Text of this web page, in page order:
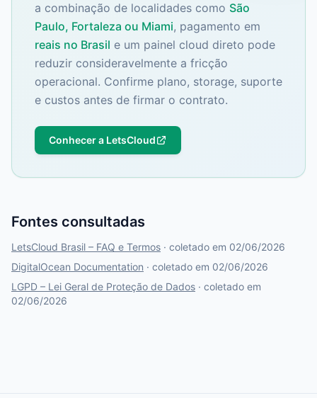
a combinação de localidades como São
Paulo, Fortaleza ou Miami, pagamento em
reais no Brasil e um painel cloud direto pode
reduzir consideravelmente a fricção
operacional. Confirme plano, storage, suporte
e custos antes de firmar o contrato.
Conhecer a LetsCloud
Fontes consultadas
LetsCloud Brasil – FAQ e Termos · coletado em 02/06/2026
DigitalOcean Documentation · coletado em 02/06/2026
LGPD – Lei Geral de Proteção de Dados · coletado em
02/06/2026